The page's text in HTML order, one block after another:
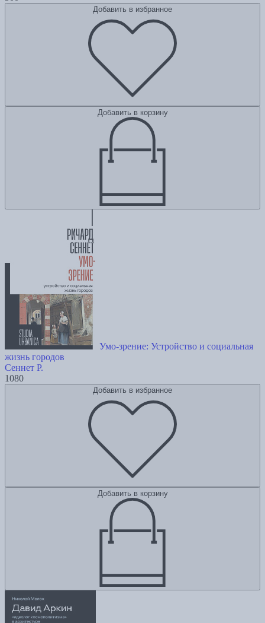
Добавить в избранное
Добавить в корзину
Умо-зрение: Устройство и социальная
жизнь городов
Сеннет Р.
1080
Добавить в избранное
Добавить в корзину